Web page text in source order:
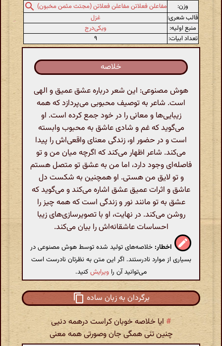
وزن:
مفاعلن فعلاتن مفاعلن فعلاتن (مجتث مثمن مخبون)
قالب شعری:
غزل
منبع اولیه:
ویکی‌درج
تعداد ابیات:
۹
خلاصه
هوش مصنوعی: این شعر درباره عشق عمیق و الهی
است. شاعر به توصیف محبوبی می‌پردازد که همه
زیبایی‌ها و معانی را در خود جمع کرده است. او
می‌گوید که غم و شادی عاشق به محبوب وابسته
است و در حضور او، زندگی معنای واقعی‌اش را پیدا
می‌کند. شاعر اظهار می‌کند که اگرچه میان من و تو
فاصله‌ای وجود دارد، اما من به عشق تو متصل هستم
و تو لایق من هستی. او همچنین به شکست دل
عاشق و اثرات عمیق عشق اشاره می‌کند و می‌گوید که
عشق به تو مانند نور و زندگی است که همه چیز را
روشن می‌کند. در نهایت، او با تصویرسازی‌های زیبا
احساسات عاشقانه‌اش را بیان می‌کند.
اخطار: خلاصه‌های تولید شده توسط هوش مصنوعی در
بسیاری از موارد نادرستند. اگر این متن به نظرتان نادرست است
می‌توانید آن را ویرایشکنید.
برگردان به زبان ساده
# ایا خلاصه خوبان کراست درهمه دنیی
چنین تنی همگی جان وصورتی همه معنی